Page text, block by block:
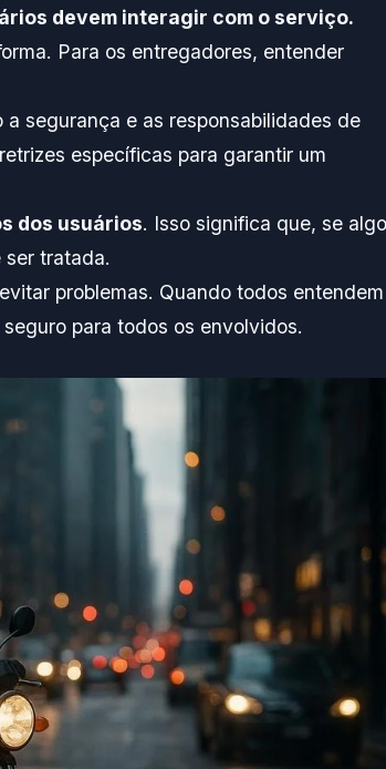
devem interagir com o serviço.
Para os entregadores, entender
segurança e as responsabilidades de
específicas para garantir um
dos usuários. Isso significa que, se algo
tratada.
problemas. Quando todos entendem
para todos os envolvidos.